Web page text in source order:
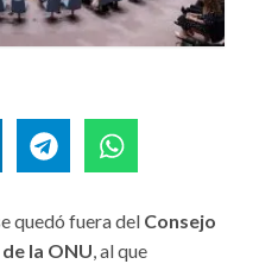
quedó fuera del Consejo
la ONU, al que